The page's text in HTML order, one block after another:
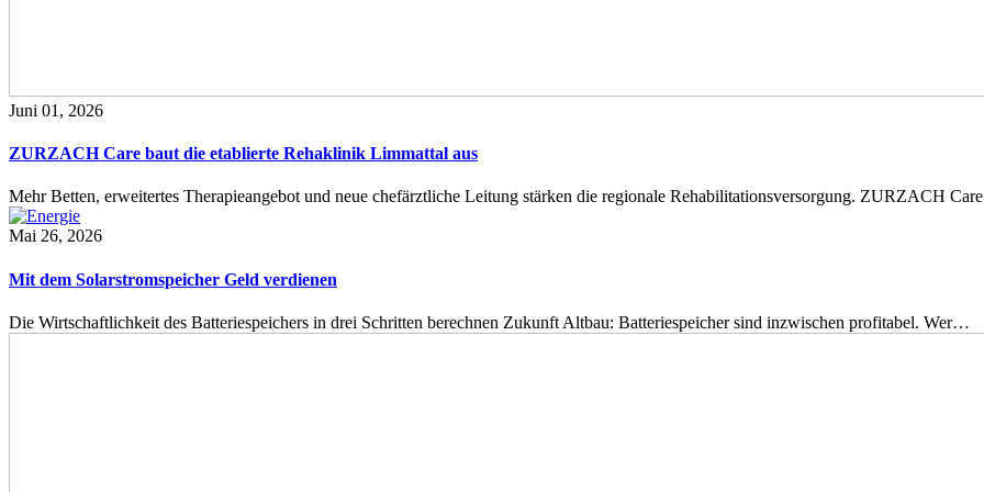
Juni 01, 2026
ZURZACH Care baut die etablierte Rehaklinik Limmattal aus
Mehr Betten, erweitertes Therapieangebot und neue chefärztliche Leitung stärken die regionale Rehabilitationsversorgung. ZURZACH
Mai 26, 2026
Mit dem Solarstromspeicher Geld verdienen
Die Wirtschaftlichkeit des Batteriespeichers in drei Schritten berechnen Zukunft Altbau: Batteriespeicher sind inzwischen profitabel. Wer…